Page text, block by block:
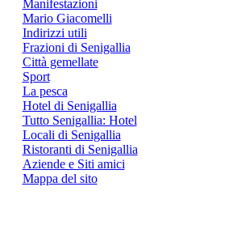
Manifestazioni
Mario Giacomelli
Indirizzi utili
Frazioni di Senigallia
Città gemellate
Sport
La pesca
Hotel di Senigallia
Tutto Senigallia: Hotel
Locali di Senigallia
Ristoranti di Senigallia
Aziende e Siti amici
Mappa del sito